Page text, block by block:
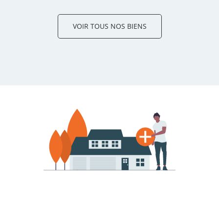
VOIR TOUS NOS BIENS